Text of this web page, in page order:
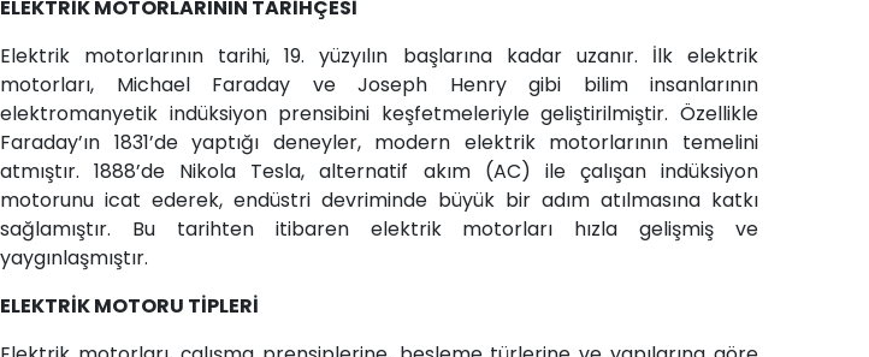
ELEKTRİK MOTORLARININ TARİHÇESİ
Elektrik motorlarının tarihi, 19. yüzyılın başlarına kadar uzanır. İlk elektrik
motorları, Michael Faraday ve Joseph Henry gibi bilim insanlarının
elektromanyetik indüksiyon prensibini keşfetmeleriyle geliştirilmiştir. Özellikle
Faraday’ın 1831’de yaptığı deneyler, modern elektrik motorlarının temelini
atmıştır. 1888’de Nikola Tesla, alternatif akım (AC) ile çalışan indüksiyon
motorunu icat ederek, endüstri devriminde büyük bir adım atılmasına katkı
sağlamıştır. Bu tarihten itibaren elektrik motorları hızla gelişmiş ve
yaygınlaşmıştır.
ELEKTRİK MOTORU TİPLERİ